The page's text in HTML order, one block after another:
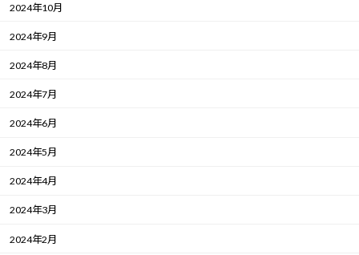
2024年10月
2024年9月
2024年8月
2024年7月
2024年6月
2024年5月
2024年4月
2024年3月
2024年2月